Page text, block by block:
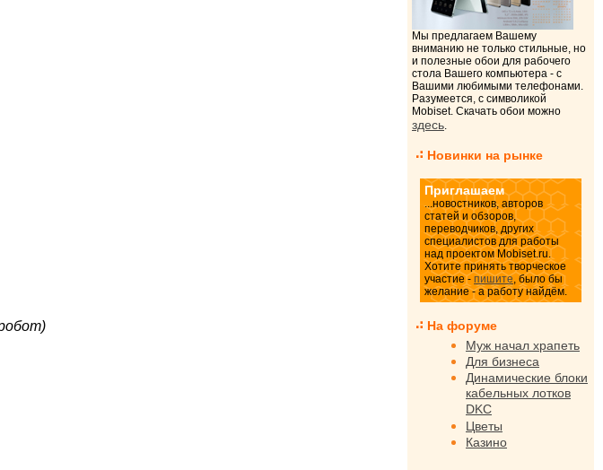
Мы предлагаем Вашему
вниманию не только стильные, но
и полезные обои для рабочего
стола Вашего компьютера - с
Вашими любимыми телефонами.
Разумеется, с символикой
Mobiset. Скачать обои можно
здесь.
Новинки на рынке
Приглашаем
...новостников, авторов
статей и обзоров,
переводчиков, других
специалистов для работы
над проектом Mobiset.ru.
Хотите принять творческое
участие - пишите, было бы
желание - а работу найдём.
На форуме
Муж начал храпеть
Для бизнеса
Динамические блоки
кабельных лотков
DKC
Цветы
Казино